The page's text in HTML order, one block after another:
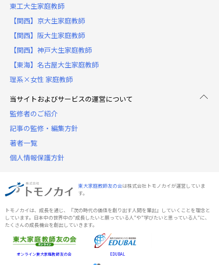
東工大生家庭教師
【関西】京大生家庭教師
【関西】阪大生家庭教師
【関西】神戸大生家庭教師
【東海】名古屋大生家庭教師
理系×女性 家庭教師
当サイトおよびサービスの運営について
監修者のご紹介
記事の監修・編集方針
著者一覧
個人情報保護方針
東大家庭教師友の会は株式会社トモノカイが運営していま
す。
トモノカイは、成長を通じ、『次の時代の価値を創り出す人間を輩出』していくことを理念と
しています。日本中の世界中の"成長したいと願っている人"や"学びたいと思っている人"に、
たくさんの成長機会を創出していきます。
オンライン東大家庭教師友の会 EDUBAL